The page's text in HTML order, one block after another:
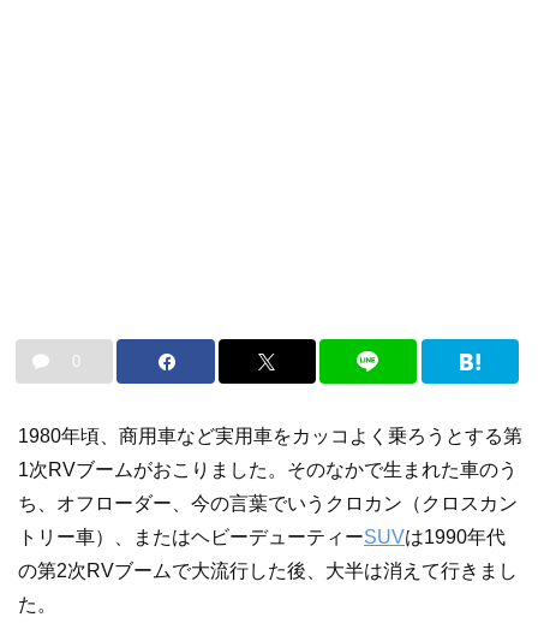
0
1980年頃、商用車など実用車をカッコよく乗ろうとする第
1次RVブームがおこりました。そのなかで生まれた車のう
ち、オフローダー、今の言葉でいうクロカン（クロスカン
トリー車）、またはヘビーデューティーSUVは1990年代
の第2次RVブームで大流行した後、大半は消えて行きまし
た。